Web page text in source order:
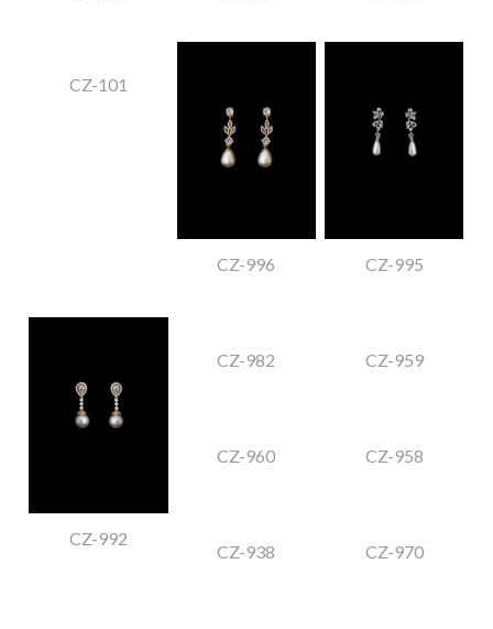
CZ-101
CZ-996 CZ-995
CZ-992
CZ-982 CZ-959
CZ-960 CZ-958
CZ-938 CZ-970